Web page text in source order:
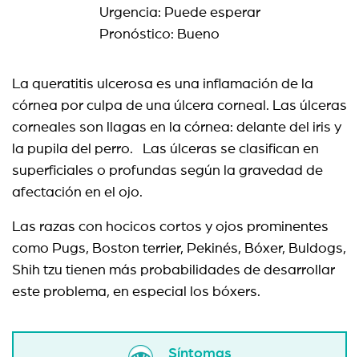
Urgencia: Puede esperar
Pronóstico: Bueno
La queratitis ulcerosa es una inflamación de la
córnea por culpa de una úlcera corneal. Las úlceras
corneales son llagas en la córnea: delante del iris y
la pupila del perro.
Las úlceras se clasifican en
superficiales o profundas según la gravedad de
afectación en el ojo.
Las razas con hocicos cortos y ojos prominentes
como Pugs, Boston terrier, Pekinés, Bóxer, Buldogs,
Shih tzu tienen más probabilidades de desarrollar
este problema, en especial los bóxers.
Síntomas